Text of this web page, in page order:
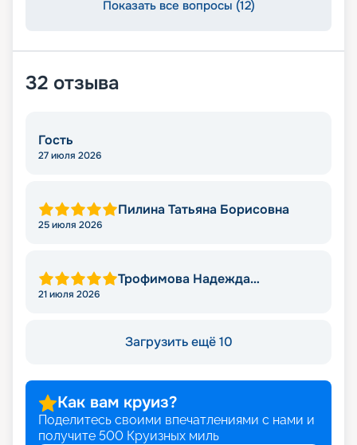
Показать все вопросы (12)
32 отзыва
Гость
27 июля 2026
Пилина Татьяна Борисовна
25 июля 2026
Трофимова Надежда
21 июля 2026
Загрузить ещё 10
Как вам круиз?
Поделитесь своими впечатлениями с нами и
получите 500 Круизных миль